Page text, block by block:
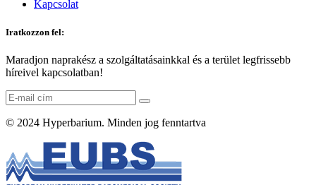
Kapcsolat
Iratkozzon fel:
Maradjon naprakész a szolgáltatásainkkal és a terület legfrissebb
híreivel kapcsolatban!
© 2024 Hyperbarium. Minden jog fenntartva